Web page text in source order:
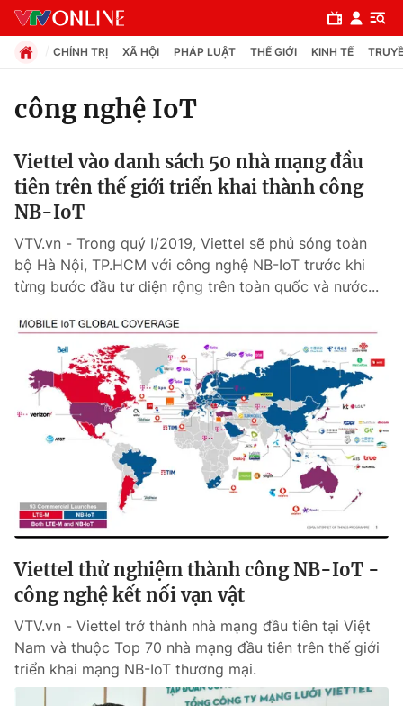
Chuyên mục
Chính trị
Pháp luật
Y tế
Thế giới
Thế giới đó đây
Câu chuyện quốc tế
Kinh tế
Thị trường
Góc doanh nghiệp
Dữ liệu và đời sống
Truyền hình
Phim VTV
Hậu trường
Nhân vật
Khán giả
Giải trí
Điện ảnh
Âm nhạc
Đời sống
Du lịch
CHÍNH TRỊ XÃ HỘI PHÁP LUẬT THẾ GIỚI KINH TẾ
công nghệ IoT
Viettel vào danh sách 50 nhà mạng đầu
tiên trên thế giới triển khai thành công
NB-IoT
VTV.vn - Trong quý I/2019, Viettel sẽ phủ sóng toàn
bộ Hà Nội, TP.HCM với công nghệ NB-IoT trước khi
từng bước đầu tư diện rộng trên toàn quốc và nước...
Viettel thử nghiệm thành công NB-IoT -
công nghệ kết nối vạn vật
VTV.vn - Viettel trở thành nhà mạng đầu tiên tại Việt
Nam và thuộc Top 70 nhà mạng đầu tiên trên thế giới
triển khai mạng NB-IoT thương mại.